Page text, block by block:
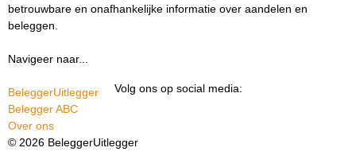
betrouwbare en onafhankelijke informatie over aandelen en
beleggen.
Navigeer naar...
BeleggerUitlegger
Belegger ABC
Over ons
Volg ons op social media:
© 2026 BeleggerUitlegger